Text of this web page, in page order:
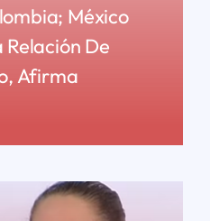
México
De
Afirma